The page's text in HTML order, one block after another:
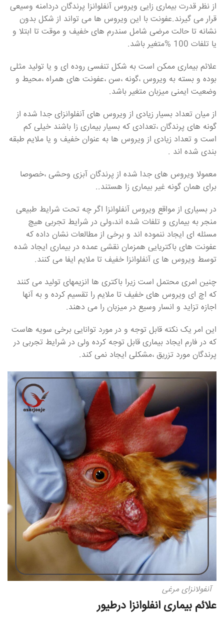
از نظر قدرت بیماری زایی ویروس آنفلوانزا پرندگان دردامنه وسیعی
قرار می گیرند.عفونت با این ویروس ها می تواند از شکل بدون
نشانه تا حالت مرضی شامل سندرم های خفیف و موقت تا ابتلا و
یا تلفات 100 %متغیر باشد.
علائم بیماری ممکن است به شکل تنفسی روده ای و یا تولید مثلی
بوده و بسته به ویروس ،گونه ،سن ،عفونت های همراه ،محیط و
وضعیت ایمنی میزبان متغیر باشد.
از میان تعداد بسیار زیادی از ویروس های آنفلوانزای جدا شده از
گونه های پرندگان ،تعدادی که بسیار بیماری زا باشند خیلی کم
است و تعداد زیادی از ویروس ها به عنوان خفیف و یا ملایم طبقه
بندی شده اند .
معمولا ویروس های جدا شده از پرندگان آبزی وحشی ،خصوصا
برای همان گونه غیر بیماری زا هستند..
در بسیاری از مواقع ویروس آنفلوانزا اگر چه تحت شرایط طبیعی
منجر به بیماری و تلفات شده اند،ولی در شرایط تجربی هیچ
مسئله ای ایجاد ننموده اند و برخی از مطالعات نشان داده که
عفونت های باکتریایی همزمان نقشی عمده در بیماری ایجاد شده
توسط ویروس ها ی آنفلوانزا خفیف تا ملایم ایفا می کنند.
چنین امری محتمل است زیرا باکتری ها انزیمهای تولید می کنند
که اچ ای ویروس های خفیف تا ملایم را تقسیم کرده و به آنها
اجازه تزاید و انسار وسیع در میزبان را می دهند.
این امر یک نکته قابل توجه و در مورد توانایی برخی سویه هاست
که در فارم ایجاد بیماری قابل توجه کرده ولی در شرایط تجربی در
پرندگان مورد تزریق ،مشکلی ایجاد نمی کند.
آنفولانزای مرغی
علائم بیماری انفلوانزا درطیور